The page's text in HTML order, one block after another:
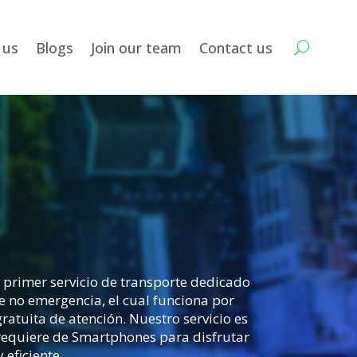
Blogs Join our team Contact us
servicio de transporte dedicado
no emergencia, el cual funciona por
de atención. Nuestro servicio es
de Smartphones para disfrutar